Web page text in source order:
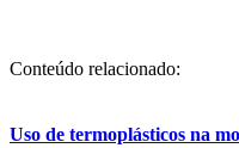
Conteúdo relacionado:
Uso de termoplásticos na